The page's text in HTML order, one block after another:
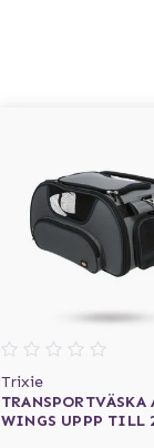
Trixie
WINGS UPPP TILL